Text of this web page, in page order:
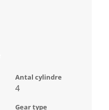
Antal cylindre
4
Gear type